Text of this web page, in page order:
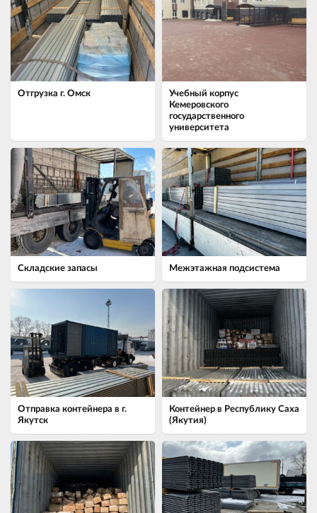
Отгрузка г. Омск
Учебный корпус
Кемеровского
государственного
университета
Складские запасы Межэтажная подсистема
Отправка контейнера в г.
Якутск
Контейнер в Республику Саха
(Якутия)